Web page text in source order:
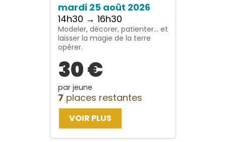
mardi 25 août 2026
14h30 → 16h30
Modeler, décorer, patienter… et
laisser la magie de la terre
opérer.
30 €
par jeune
7 places restantes
VOIR PLUS